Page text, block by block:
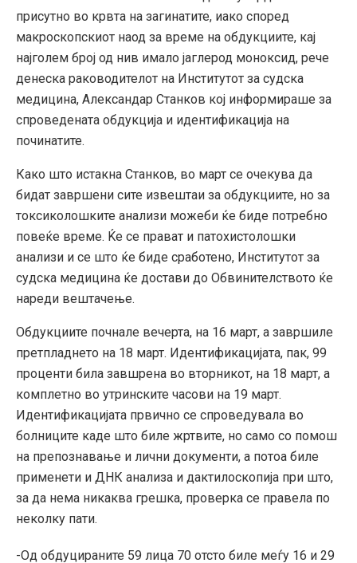
присутно во крвта на загинатите, иако според
макроскопскиот наод за време на обдукциите, кај
најголем број од нив имало јаглерод моноксид, рече
денеска раководителот на Институтот за судска
медицина, Александар Станков кој информираше за
спроведената обдукција и идентификација на
починатите.
Како што истакна Станков, во март се очекува да
бидат завршени сите извештаи за обдукциите, но за
токсиколошките анализи можеби ќе биде потребно
повеќе време. Ќе се прават и патохистолошки
анализи и се што ќе биде сработено, Институтот за
судска медицина ќе достави до Обвинителството ќе
нареди вештачење.
Обдукциите почнале вечерта, на 16 март, а завршиле
претпладнето на 18 март. Идентификацијата, пак, 99
проценти била завшрена во вторникот, на 18 март, а
комплетно во утринските часови на 19 март.
Идентификацијата првично се спроведувала во
болниците каде што биле жртвите, но само со помош
на препознавање и лични документи, а потоа биле
применети и ДНК анализа и дактилоскопија при што,
за да нема никаква грешка, проверка се правела по
неколку пати.
-Од обдуцираните 59 лица 70 отсто биле меѓу 16 и 29